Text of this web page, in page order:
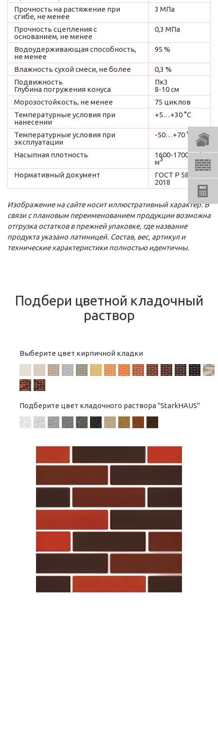
Прочность на растяжение при
сгибе, не менее
3 МПа
Прочность сцепления с
основанием, не менее
0,3 МПа
Водоудерживающая способность,
не менее
95 %
Влажность сухой смеси, не более
0,3 %
Подвижность
Глубина погружения конуса
Пк3
8-10 см
Морозостойкость, не менее
75 циклов
Температурные условия при
нанесении
+5…+30 °C
Температурные условия при
эксплуатации
-50…+70 °C
Насыпная плотность
1600-1700 кг/
м3
Нормативный документ
ГОСТ Р 58272-
2018
Изображение на сайте носит иллюстративный характер. В
связи с плановым переименованием продукции возможна
отгрузка остатков в прежней упаковке, где название
продукта указано латиницей. Состав, вес, артикул и
технические характеристики полностью идентичны.
Подбери цветной кладочный
раствор
Выберите цвет кирпичной кладки
Подберите цвет кладочного раствора "StarkHAUS"